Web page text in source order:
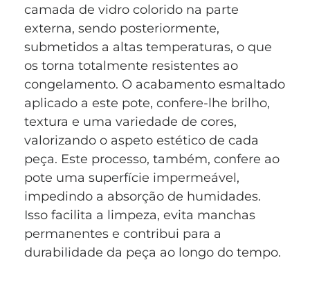
camada de vidro colorido na parte
externa, sendo posteriormente,
submetidos a altas temperaturas, o que
os torna totalmente resistentes ao
congelamento. O acabamento esmaltado
aplicado a este pote, confere-lhe brilho,
textura e uma variedade de cores,
valorizando o aspeto estético de cada
peça. Este processo, também, confere ao
pote uma superfície impermeável,
impedindo a absorção de humidades.
Isso facilita a limpeza, evita manchas
permanentes e contribui para a
durabilidade da peça ao longo do tempo.